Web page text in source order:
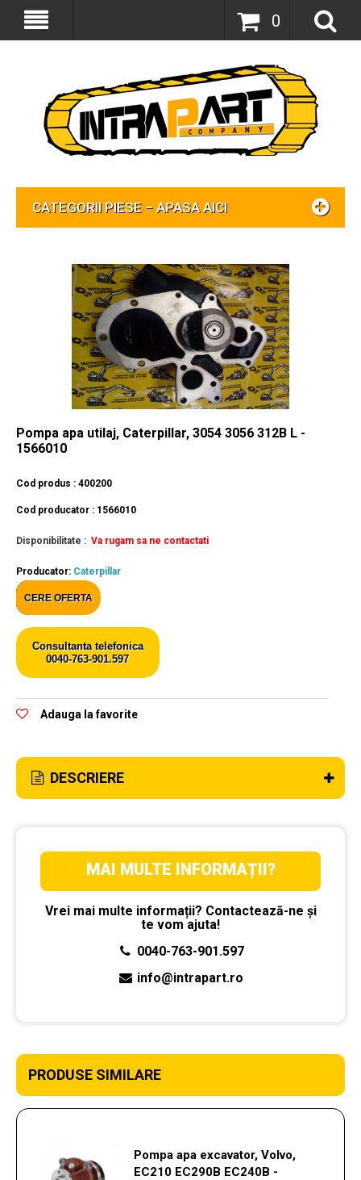
0
CATEGORII PIESE – APASA AICI
Pompa apa utilaj, Caterpillar, 3054 3056 312B L -
1566010
Cod produs : 400200
Cod producator : 1566010
Disponibilitate : Va rugam sa ne contactati
Producator: Caterpillar
CERE OFERTA
Consultanta telefonica
0040-763-901.597
Adauga la favorite
DESCRIERE
MAI MULTE INFORMAȚII?
Vrei mai multe informații? Contactează-ne și
te vom ajuta!
0040-763-901.597
info@intrapart.ro
PRODUSE SIMILARE
Pompa apa excavator, Volvo,
EC210 EC290B EC240B -